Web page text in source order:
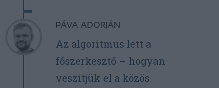
PÁVA ADORJÁN
Az algoritmus lett a
főszerkesztő – hogyan
veszítjük el a közös